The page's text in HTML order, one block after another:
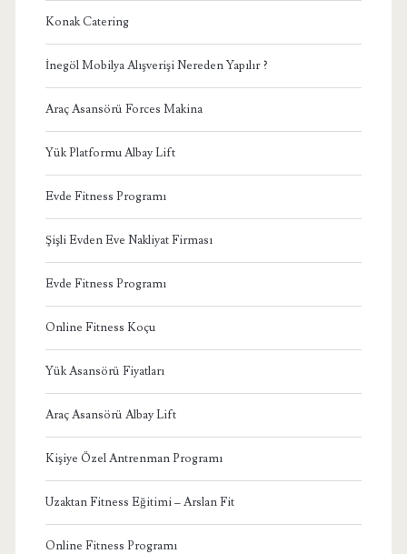
Konak Catering
İnegöl Mobilya Alışverişi Nereden Yapılır ?
Araç Asansörü Forces Makina
Yük Platformu Albay Lift
Evde Fitness Programı
Şişli Evden Eve Nakliyat Firması
Evde Fitness Programı
Online Fitness Koçu
Yük Asansörü Fiyatları
Araç Asansörü Albay Lift
Kişiye Özel Antrenman Programı
Uzaktan Fitness Eğitimi – Arslan Fit
Online Fitness Programı